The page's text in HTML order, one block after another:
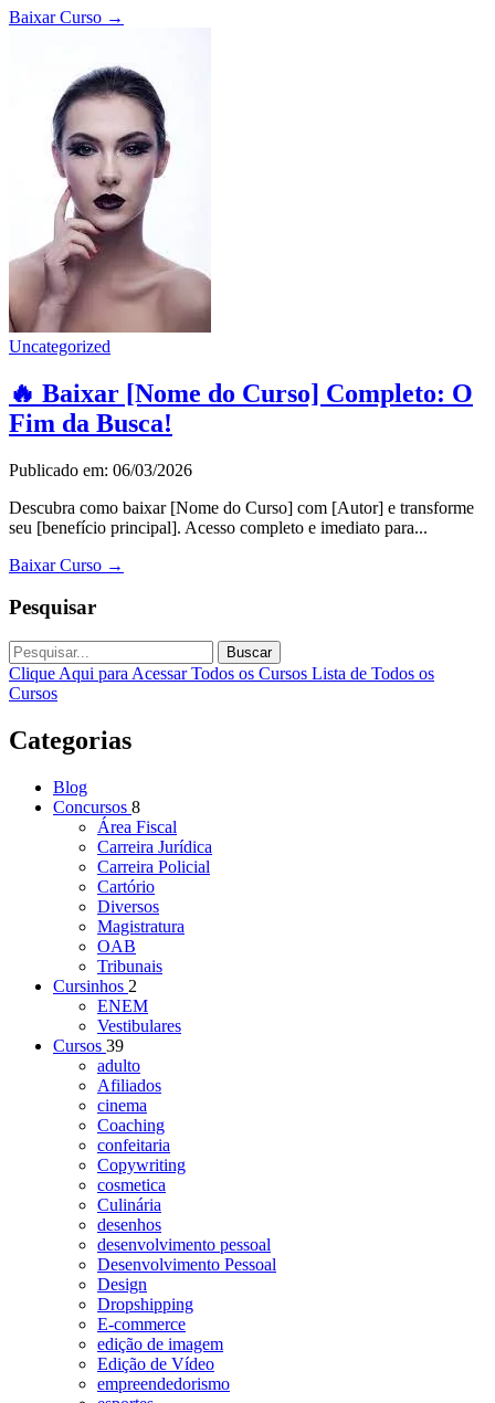
Baixar Curso →
Uncategorized
🔥 Baixar [Nome do Curso] Completo: O
Fim da Busca!
Publicado em: 06/03/2026
Descubra como baixar [Nome do Curso] com [Autor] e transforme
seu [benefício principal]. Acesso completo e imediato para...
Baixar Curso →
Pesquisar
Buscar
Clique Aqui para Acessar Todos os Cursos Lista de Todos os
Cursos
Categorias
Blog
Concursos 8
Área Fiscal
Carreira Jurídica
Carreira Policial
Cartório
Diversos
Magistratura
OAB
Tribunais
Cursinhos 2
ENEM
Vestibulares
Cursos 39
adulto
Afiliados
cinema
Coaching
confeitaria
Copywriting
cosmetica
Culinária
desenhos
desenvolvimento pessoal
Desenvolvimento Pessoal
Design
Dropshipping
E-commerce
edição de imagem
Edição de Vídeo
empreendedorismo